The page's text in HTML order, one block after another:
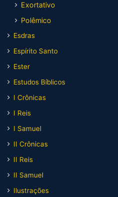
Exortativo
Polêmico
Esdras
Espírito Santo
Ester
Estudos Bíblicos
I Crônicas
I Reis
I Samuel
II Crônicas
II Reis
II Samuel
Ilustrações